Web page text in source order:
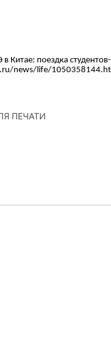
Китае: поездка
news/life/
ПЕЧАТИ